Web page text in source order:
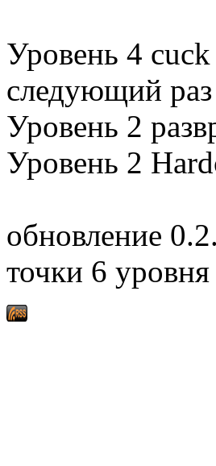
Уровень 4
следующий раз
Уровень 2
Уровень 2
обновление
точки 6